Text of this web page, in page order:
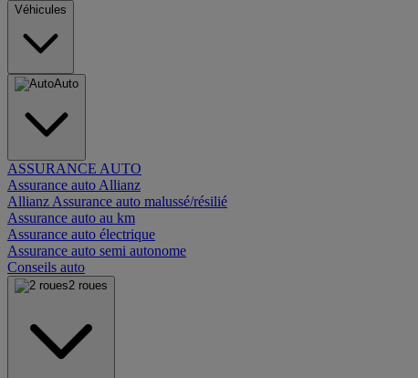
Véhicules
Auto
ASSURANCE AUTO
Assurance auto Allianz
Allianz Assurance auto malussé/résilié
Assurance auto au km
Assurance auto électrique
Assurance auto semi autonome
Conseils auto
2 roues